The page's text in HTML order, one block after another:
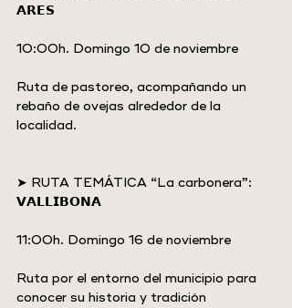
𝗔𝗥𝗘𝗦
10:00h. Domingo 10 de noviembre
Ruta de pastoreo, acompañando un
rebaño de ovejas alrededor de la
localidad.
➤ RUTA TEMÁTICA “La carbonera”:
𝗩𝗔𝗟𝗟𝗜𝗕𝗢𝗡𝗔
11:00h. Domingo 16 de noviembre
Ruta por el entorno del municipio para
conocer su historia y tradición